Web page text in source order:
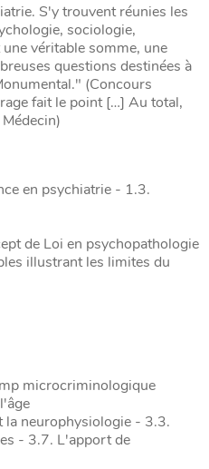
S'y trouvent réunies les
sociologie,
véritable somme, une
questions destinées à
(Concours
fait le point […] Au total,
en psychiatrie - 1.3.
de Loi en psychopathologie
illustrant les limites du
microcriminologique
la neurophysiologie - 3.3.
- 3.7. L'apport de